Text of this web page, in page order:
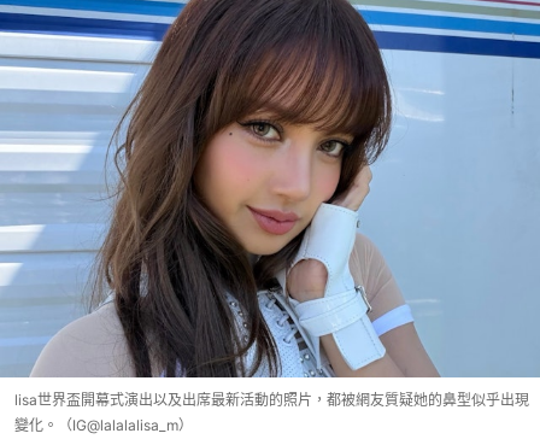
lisa世界盃開幕式演出以及出席最新活動的照片，都被網友質疑她的鼻型似乎出現
變化。（IG@lalalalisa_m）